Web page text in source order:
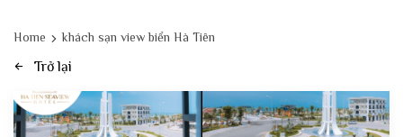
Home khách sạn view biển Hà Tiên
Trở lại